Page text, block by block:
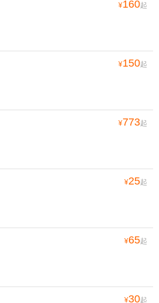
¥160起
¥150起
¥773起
¥25起
¥65起
¥30起